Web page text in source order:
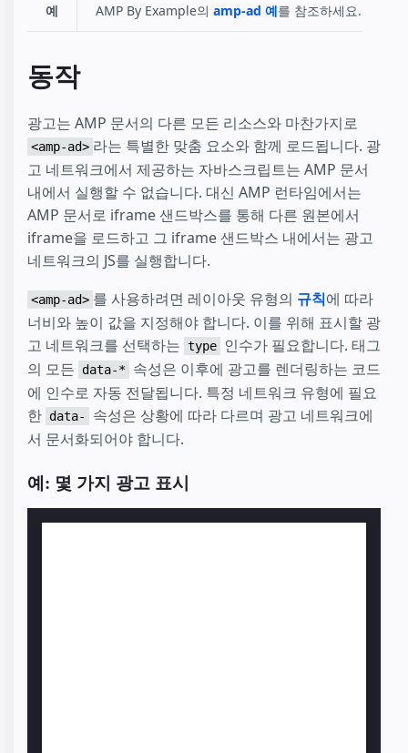
예 AMP By Example의 amp-ad 예를 참조하세요.
동작
광고는 AMP 문서의 다른 모든 리소스와 마찬가지로
<amp-ad> 라는 특별한 맞춤 요소와 함께 로드됩니다. 광
고 네트워크에서 제공하는 자바스크립트는 AMP 문서
내에서 실행할 수 없습니다. 대신 AMP 런타임에서는
AMP 문서로 iframe 샌드박스를 통해 다른 원본에서
iframe을 로드하고 그 iframe 샌드박스 내에서는 광고
네트워크의 JS를 실행합니다.
<amp-ad> 를 사용하려면 레이아웃 유형의 규칙에 따라
너비와 높이 값을 지정해야 합니다. 이를 위해 표시할 광
고 네트워크를 선택하는 type 인수가 필요합니다. 태그
의 모든
data-*
속성은 이후에 광고를 렌더링하는 코드
에 인수로 자동 전달됩니다. 특정 네트워크 유형에 필요
한 data-
속성은 상황에 따라 다르며 광고 네트워크에
서 문서화되어야 합니다.
예: 몇 가지 광고 표시